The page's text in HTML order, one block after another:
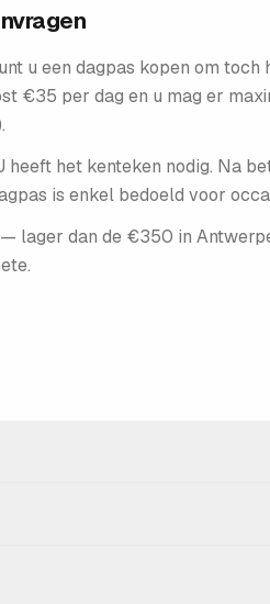
u een dagpas kopen om toch
€35 per dag en u mag er
het kenteken nodig. Na
is enkel bedoeld voor
lager dan de €350 in